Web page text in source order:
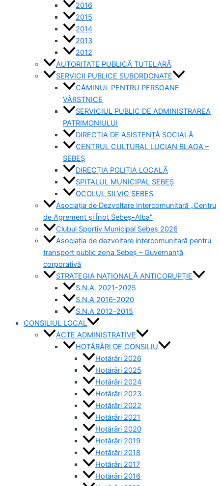
2016
2015
2014
2013
2012
AUTORITATE PUBLICĂ TUTELARĂ
SERVICII PUBLICE SUBORDONATE
CĂMINUL PENTRU PERSOANE
VÂRSTNICE
SERVICIUL PUBLIC DE ADMINISTRAREA
PATRIMONIULUI
DIRECȚIA DE ASISTENȚĂ SOCIALĂ
CENTRUL CULTURAL LUCIAN BLAGA –
SEBEȘ
DIRECȚIA POLIȚIA LOCALĂ
SPITALUL MUNICIPAL SEBEȘ
OCOLUL SILVIC SEBEȘ
Asociația de Dezvoltare Intercomunitară „Centru
de Agrement și Înot Sebeș-Alba”
Clubul Sportiv Municipal Sebeș 2026
Asociația de dezvoltare intercomunitară pentru
transport public zona Sebeș – Guvernanță
corporativă
STRATEGIA NAȚIONALĂ ANTICORUPȚIE
S.N.A. 2021-2025
S.N.A 2016-2020
S.N.A 2012-2015
CONSILIUL LOCAL
ACTE ADMINISTRATIVE
HOTĂRÂRI DE CONSILIU
Hotărâri 2026
Hotărâri 2025
Hotărâri 2024
Hotărâri 2023
Hotărâri 2022
Hotărâri 2021
Hotărâri 2020
Hotărâri 2019
Hotărâri 2018
Hotărâri 2017
Hotărâri 2016